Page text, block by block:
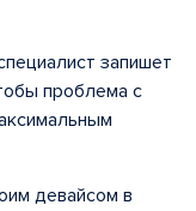
запишет
проблема с
девайсом в